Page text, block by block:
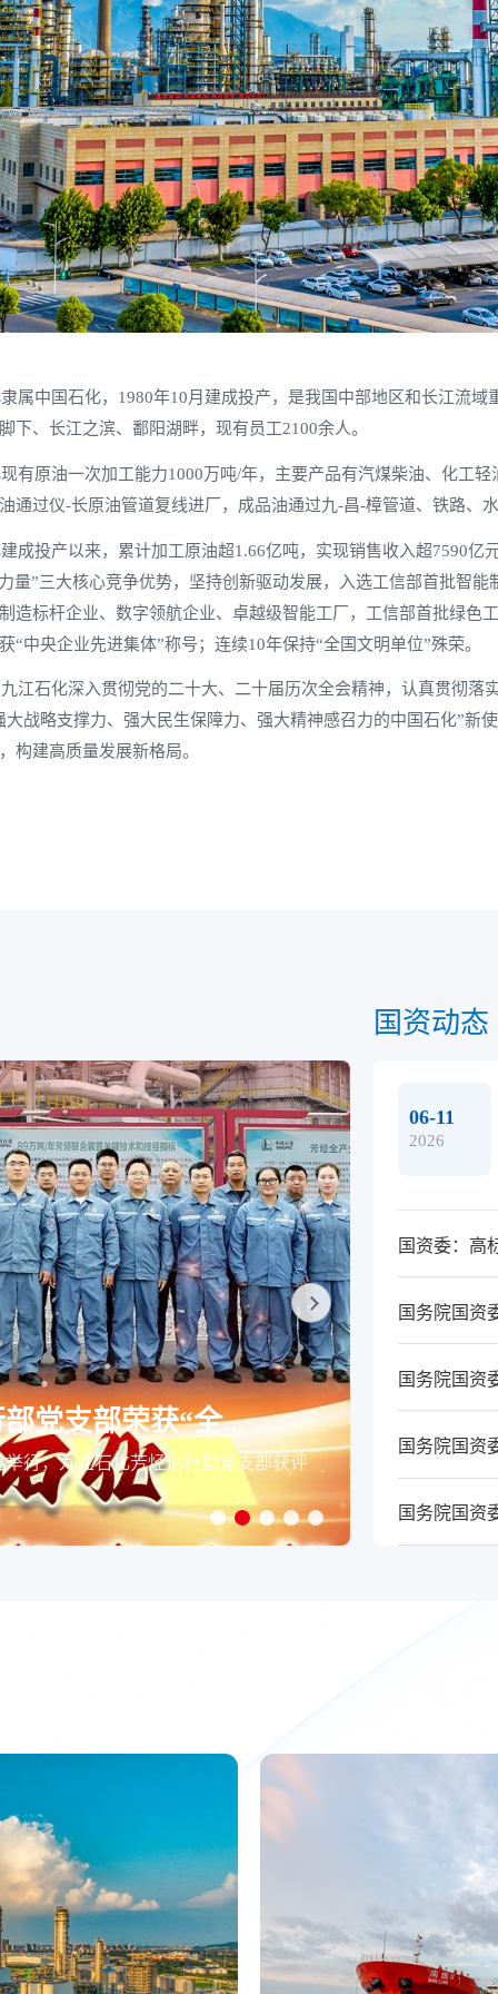
属中国石化，1980年10月建成投产，是我国中部地区和长江流
下、长江之滨、鄱阳湖畔，现有员工2100余人。
有原油一次加工能力1000万吨/年，主要产品有汽煤柴油、化工
通过仪-长原油管道复线进厂，成品油通过九-昌-樟管道、铁路、
成投产以来，累计加工原油超1.66亿吨，实现销售收入超7590亿
量”三大核心竞争优势，坚持创新驱动发展，入选工信部首批智
造标杆企业、数字领航企业、卓越级智能工厂，工信部首批绿色
“中央企业先进集体”称号；连续10年保持“全国文明单位”殊荣。
江石化深入贯彻党的二十大、二十届历次全会精神，认真贯彻落
大战略支撑力、强大民生保障力、强大精神感召力的中国石化”新
构建高质量发展新格局。
党支部荣获“全...
行，九江石化芳烃运行部党支部获评
2026-06-30
公司领
国资动态
06-11
2026
国资委：高
国务院国资
国务院国资
国务院国资
国务院国资